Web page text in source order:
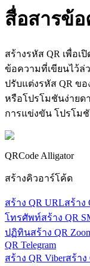
สื่อสารข้
สร้างรหัส QR เพื่อ
ข้อความที่เขียนไว้ล่
ปรับแต่งรหัส QR ข
หรือโปรโมชันง่ายด
การแข่งขัน โปรโม
QRCode Alligator
สร้างคิวอาร์โค้ด
สร้าง QR URLสร้าง
โทรศัพท์สร้าง QR
ปฏิทินสร้าง QR
QR Telegram
สร้าง QR Viberสร้าง